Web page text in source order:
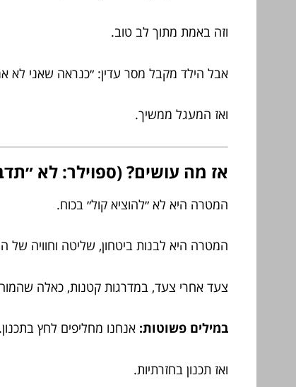
וזה באמת מתוך לב טוב.
אבל הילד מקבל מסר עדין: ״כנראה שאני לא
ואז המעגל ממשיך.
אז מה עושים? (ספוילר: לא
המטרה היא לא ״להוציא קול״ בכוח.
המטרה היא לבנות ביטחון, שליטה וחוויה של
צעד אחרי צעד, במדרגות קטנות, כאלה
במילים פשוטות: אנחנו מחליפים לחץ בתכנון.
ואז תכנון בחזרתיות.